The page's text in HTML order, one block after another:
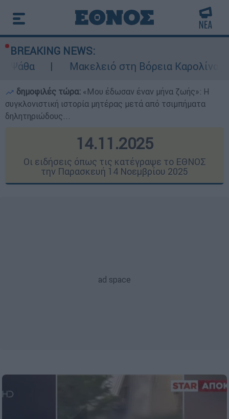
BREAKING NEWS:
Μακελειό στη Βόρεια Καρολίνα ύστερα από
δημοφιλές τώρα: «Μου έδωσαν έναν μήνα ζωής»: Η
συγκλονιστική ιστορία μητέρας μετά από τσιμπήματα
δηλητηριώδους...
14.11.2025
Οι ειδήσεις όπως τις κατέγραψε το ΕΘΝΟΣ
την Παρασκευή 14 Νοεμβρίου 2025